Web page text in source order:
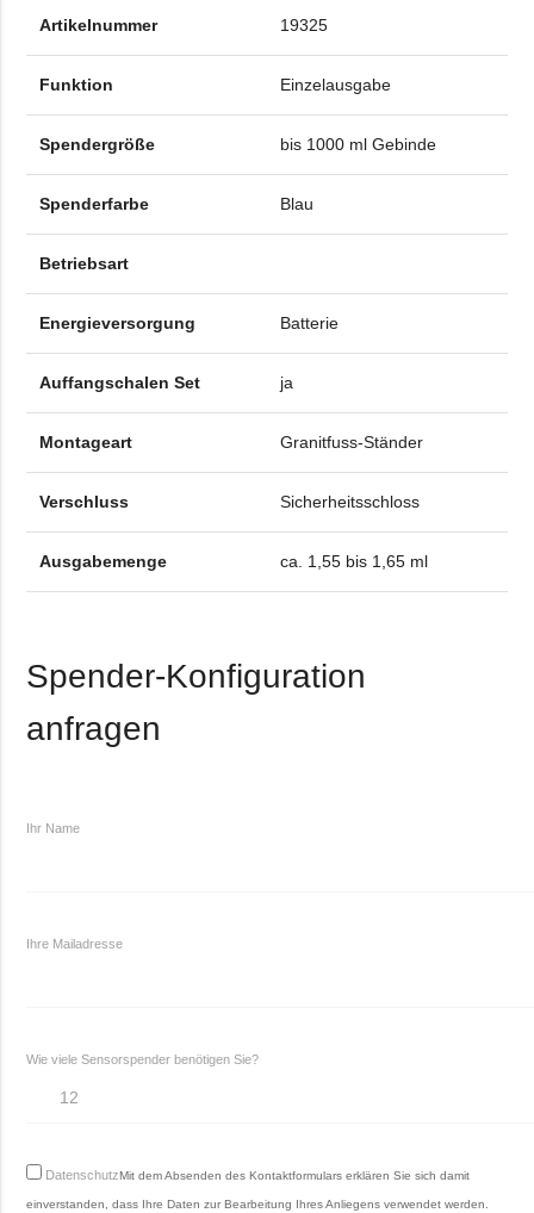
Artikelnummer 19325
Funktion Einzelausgabe
Spendergröße bis 1000 ml Gebinde
Spenderfarbe Blau
Betriebsart
Energieversorgung Batterie
Auffangschalen Set ja
Montageart Granitfuss-Ständer
Verschluss Sicherheitsschloss
Ausgabemenge ca. 1,55 bis 1,65 ml
Spender-Konfiguration
anfragen
Ihr Name
Ihre Mailadresse
Wie viele Sensorspender benötigen Sie?
DatenschutzMit dem Absenden des Kontaktformulars erklären Sie sich damit
einverstanden, dass Ihre Daten zur Bearbeitung Ihres Anliegens verwendet werden.